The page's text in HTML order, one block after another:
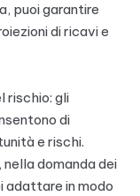
puoi garantire
di ricavi e
rischio: gli
di
e rischi.
domanda dei
adattare in modo